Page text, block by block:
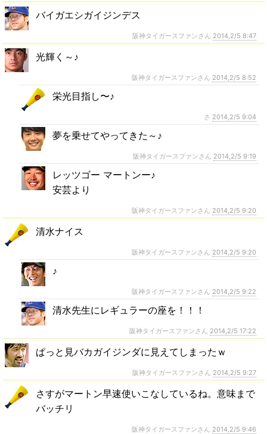
バイガエシガイジンデス
阪神タイガースファンさん 2014,2/5 8:47
光輝く～♪
阪神タイガースファンさん 2014,2/5 8:52
栄光目指し〜♪
さ 2014,2/5 9:04
夢を乗せてやってきた～♪
阪神タイガースファンさん 2014,2/5 9:19
レッツゴー マートンー♪
安芸より
阪神タイガースファンさん 2014,2/5 9:20
清水ナイス
阪神タイガースファンさん 2014,2/5 9:20
♪
阪神タイガースファンさん 2014,2/5 9:22
清水先生にレギュラーの座を！！！
阪神タイガースファンさん 2014,2/5 17:22
ぱっと見バカガイジンダに見えてしまったｗ
阪神タイガースファンさん 2014,2/5 9:27
さすがマートン早速使いこなしているね。意味まで
バッチリ
阪神タイガースファンさん 2014,2/5 9:46